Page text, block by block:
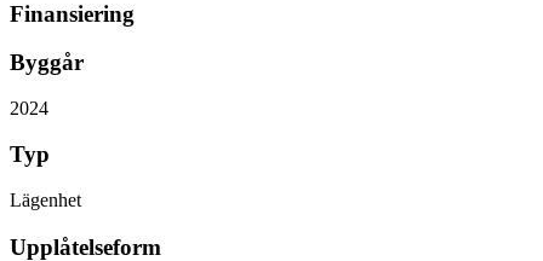
Finansiering
Byggår
2024
Typ
Lägenhet
Upplåtelseform